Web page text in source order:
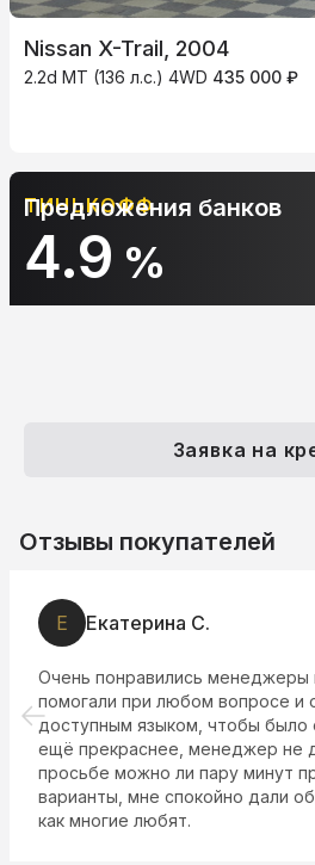
Nissan X-Trail, 2004
2.2d MT (136 л.с.) 4WD 435 000 ₽
ТИНЬКОФФ
4.9 %
Предложения банков
Заявка на
Отзывы покупателей
Е Екатерина С.
Очень понравились менеджеры
помогали при любом вопросе и
доступным языком, чтобы было
ещё прекраснее, менеджер не
просьбе можно ли пару минут
варианты, мне спокойно дали
как многие любят.